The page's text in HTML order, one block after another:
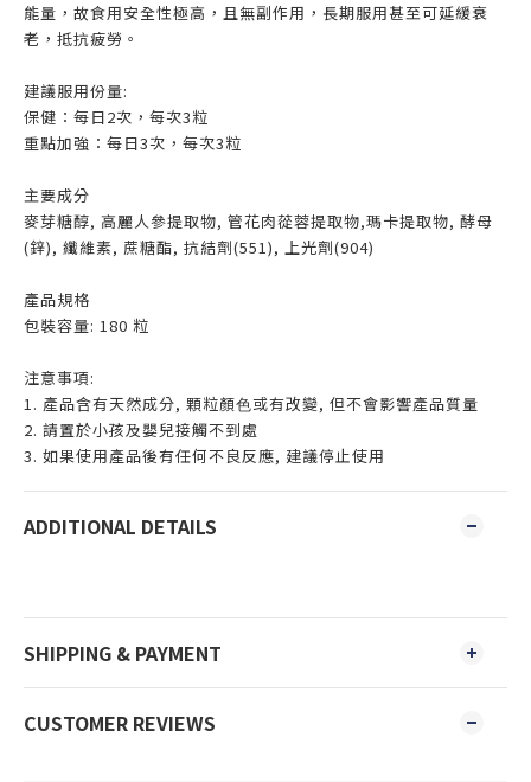
能量，故食用安全性極高，且無副作用，長期服用甚至可延緩衰
老，抵抗疲勞。
建議服用份量:
保健：每日2次，每次3粒
重點加強：每日3次，每次3粒
主要成分
麥芽糖醇, 高麗人參提取物, 管花肉蓯蓉提取物,瑪卡提取物, 酵母
(鋅), 纖維素, 蔗糖酯, 抗結劑(551), 上光劑(904)
產品規格
包裝容量: 180 粒
注意事項:
1. 產品含有天然成分, 顆粒顏⾊或有改變, 但不會影響產品質量
2. 請置於小孩及嬰兒接觸不到處
3. 如果使⽤產品後有任何不良反應, 建議停止使用
ADDITIONAL DETAILS
SHIPPING & PAYMENT
CUSTOMER REVIEWS